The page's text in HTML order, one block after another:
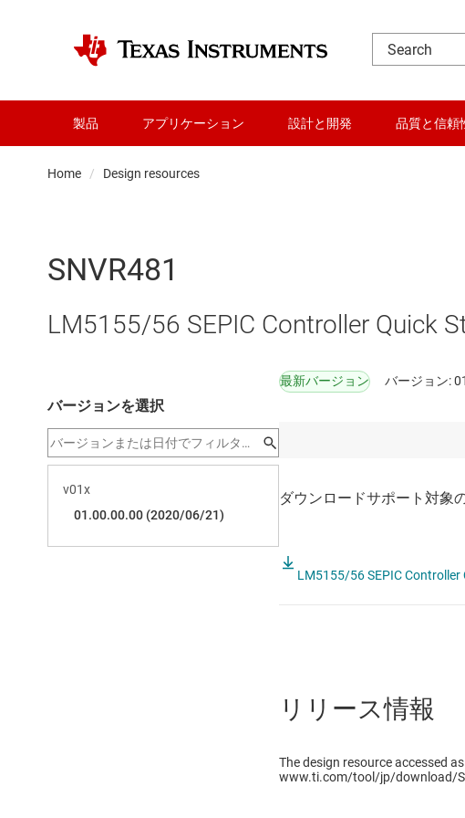
製品 アプリケーション 設計と開発 品質と信頼
Home Design resources
SNVR481
LM5155/56 SEPIC Controller Quick
バージョンを選択
最新バージョン バージョン:
LM5155/56 SEPIC
リリース情報
The design resource accessed
www.ti.com/tool/jp/download/